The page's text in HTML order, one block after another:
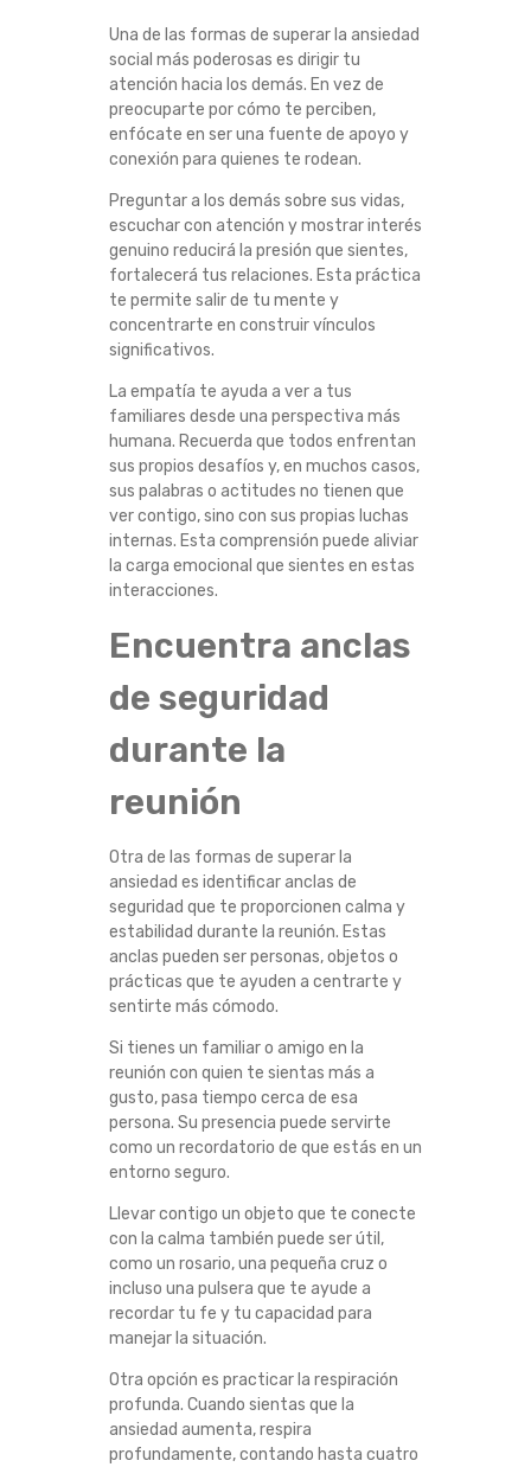
Una de las formas de superar la ansiedad
social más poderosas es dirigir tu
atención hacia los demás. En vez de
preocuparte por cómo te perciben,
enfócate en ser una fuente de apoyo y
conexión para quienes te rodean.
Preguntar a los demás sobre sus vidas,
escuchar con atención y mostrar interés
genuino reducirá la presión que sientes,
fortalecerá tus relaciones. Esta práctica
te permite salir de tu mente y
concentrarte en construir vínculos
significativos.
La empatía te ayuda a ver a tus
familiares desde una perspectiva más
humana. Recuerda que todos enfrentan
sus propios desafíos y, en muchos casos,
sus palabras o actitudes no tienen que
ver contigo, sino con sus propias luchas
internas. Esta comprensión puede aliviar
la carga emocional que sientes en estas
interacciones.
Encuentra anclas
de seguridad
durante la
reunión
Otra de las formas de superar la
ansiedad es identificar anclas de
seguridad que te proporcionen calma y
estabilidad durante la reunión. Estas
anclas pueden ser personas, objetos o
prácticas que te ayuden a centrarte y
sentirte más cómodo.
Si tienes un familiar o amigo en la
reunión con quien te sientas más a
gusto, pasa tiempo cerca de esa
persona. Su presencia puede servirte
como un recordatorio de que estás en un
entorno seguro.
Llevar contigo un objeto que te conecte
con la calma también puede ser útil,
como un rosario, una pequeña cruz o
incluso una pulsera que te ayude a
recordar tu fe y tu capacidad para
manejar la situación.
Otra opción es practicar la respiración
profunda. Cuando sientas que la
ansiedad aumenta, respira
profundamente, contando hasta cuatro